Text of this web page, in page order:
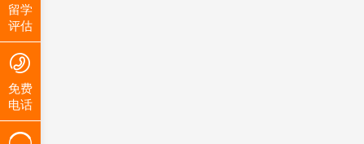
留学
评估
免费
电话